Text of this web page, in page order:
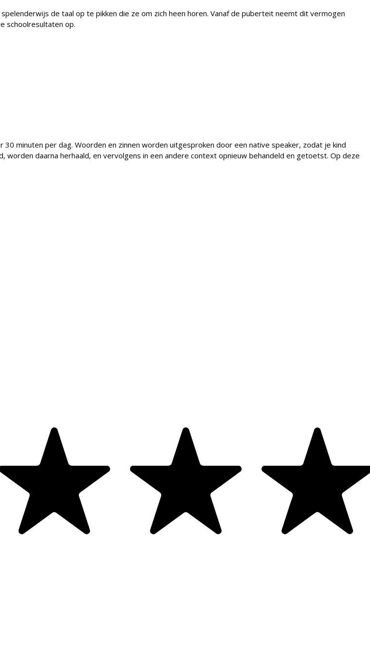
de taal op te pikken die ze om zich heen horen. Vanaf de puberteit neemt dit vermogen
schoolresultaten op.
minuten per dag. Woorden en zinnen worden uitgesproken door een native speaker, zodat je kind
daarna herhaald, en vervolgens in een andere context opnieuw behandeld en getoetst. Op deze